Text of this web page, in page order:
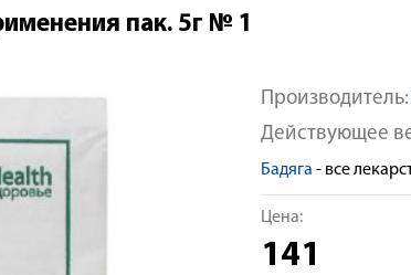
пак. 5г № 1
Производитель:
Действующее
Бадяга - все
Цена:
141